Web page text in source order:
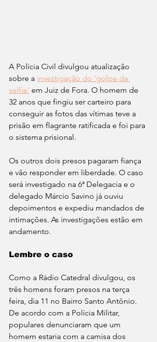
A Polícia Civil divulgou atualização
sobre a investigação do ‘golpe da
selfie’ em Juiz de Fora. O homem de
32 anos que fingiu ser carteiro para
conseguir as fotos das vítimas teve a
prisão em flagrante ratificada e foi para
o sistema prisional.
Os outros dois presos pagaram fiança
e vão responder em liberdade. O caso
será investigado na 6ª Delegacia e o
delegado Márcio Savino já ouviu
depoimentos e expediu mandados de
intimações. As investigações estão em
andamento.
Lembre o caso
Como a Rádio Catedral divulgou, os
três homens foram presos na terça
feira, dia 11 no Bairro Santo Antônio.
De acordo com a Polícia Militar,
populares denunciaram que um
homem estaria com a camisa dos